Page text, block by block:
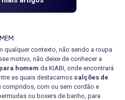
qualquer contexto, não sendo a roupa
motivo, não deixe de conhecer a
homem da KIABI, onde encontrará
as quais destacamos calções de
compridos, com ou sem cordão e
ou boxers de banho, para